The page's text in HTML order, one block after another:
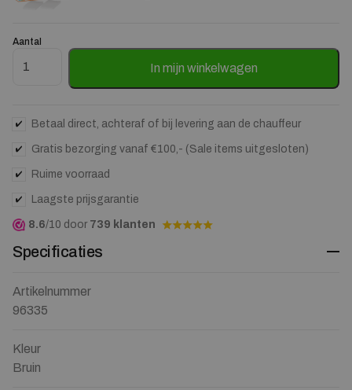
Aantal
Ronde Salontafel Lando Marmer en mangohout - 80 cm aantal
In mijn winkelwagen
Betaal direct, achteraf of bij levering aan de chauffeur
Gratis bezorging vanaf €100,- (Sale items uitgesloten)
Ruime voorraad
Laagste prijsgarantie
8.6/10 door 739 klanten
Specificaties
Artikelnummer
96335
Kleur
Bruin